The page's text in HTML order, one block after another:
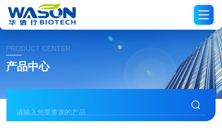
PRODUCT CENTER
产品中心